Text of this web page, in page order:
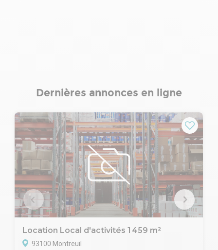
Dernières annonces en ligne
Location Local d'activités 1 459 m²
93100 Montreuil